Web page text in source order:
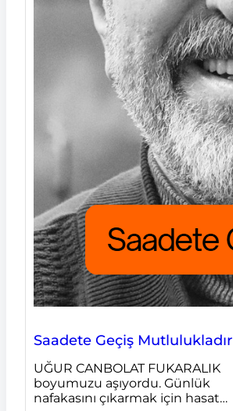
Saadete Geçiş Mutlulukladır
UĞUR CANBOLAT FUKARALIK
boyumuzu aşıyordu. Günlük
nafakasını çıkarmak için hasat…